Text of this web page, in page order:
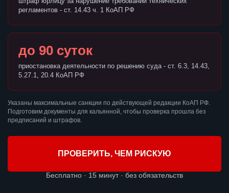
регламентов - ст. 14.43 ч. 1 КоАП РФ
до 90 суток
приостановка деятельности по решению суда - ст. 6.3, 14.43,
5.27.1, 20.4 КоАП РФ
Указаны максимальные санкции по действующей редакции КоАП РФ.
Подготовим документы для кальянной, чтобы проверка прошла без
предписаний и штрафов.
ПРОВЕРИТЬ, ЧЕМ РИСКУЮ
Бесплатно · 15 минут · без обязательств